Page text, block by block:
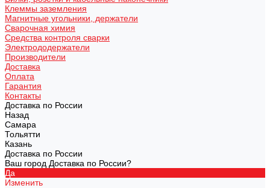
Клеммы заземления
Магнитные угольники, держатели
Сварочная химия
Средства контроля сварки
Электрододержатели
Производители
Доставка
Оплата
Гарантия
Контакты
Доставка по России
Назад
Самара
Тольятти
Казань
Доставка по России
Ваш город Доставка по России?
Да
Изменить